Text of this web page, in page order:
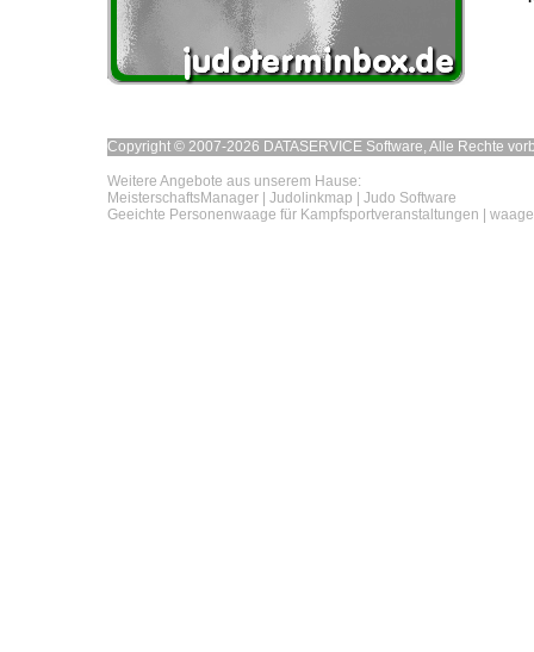
Copyright © 2007-2026 DATASERVICE Software, Alle Rechte
Weitere Angebote aus unserem Hause:
MeisterschaftsManager
Judolinkmap
Judo Software
Geeichte Personenwaage für Kampfsportveranstaltungen